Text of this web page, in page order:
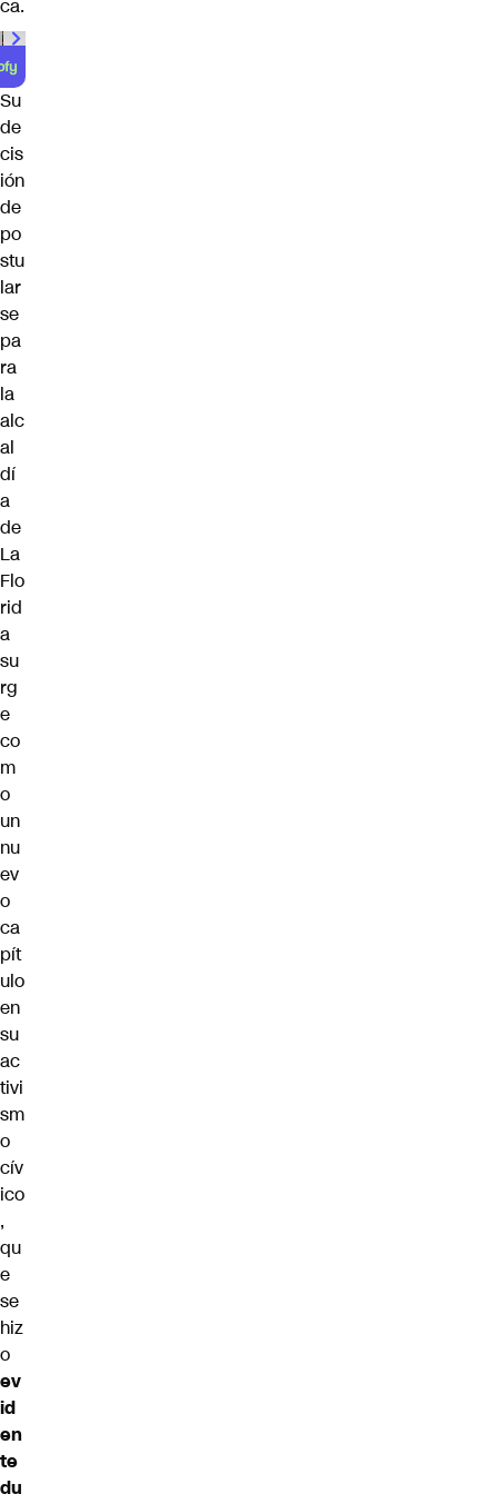
ca.
Su
de
cis
ión
de
po
stu
lar
se
pa
ra
la
alc
al
dí
a
de
La
Flo
rid
a
su
rg
e
co
m
o
un
nu
ev
o
ca
pít
ulo
en
su
ac
tivi
sm
o
cív
ico
,
qu
e
se
hiz
o
ev
id
en
te
du